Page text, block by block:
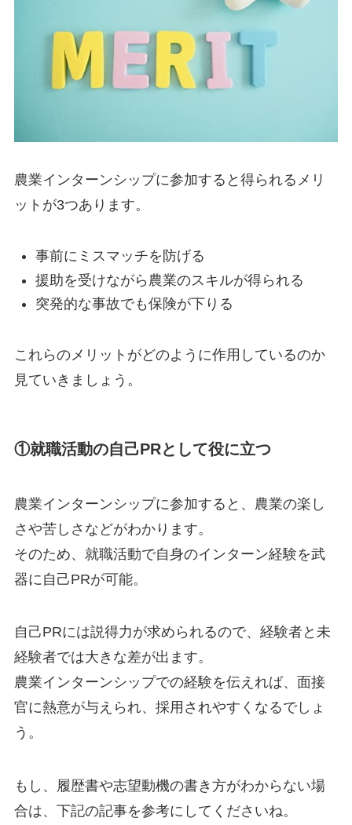
農業インターンシップに参加すると得られる メリ
ットが3つあります。
事前にミスマッチを防げる
援助を受けながら農業のスキルが得られる
突発的な事故でも保険が下りる
これらのメリットがどのように作用しているのか
見ていきましょう。
①就職活動の自己PRとして役に立つ
農業インターンシップに参加すると、
農業の楽し
さや苦しさなどがわかります。
そのため、 就職活動で自身のインターン経験を武
器に自己PRが可能。
自己PRには説得力が求められるので、 経験者と未
経験者では大きな差が出ます。
農業インターンシップでの経験を伝えれば、 面接
官に熱意が与えられ、採用されやすくなるでしょ
う。
もし、履歴書や志望動機の書き方がわからない場
合は、下記の記事を参考にしてくださいね。